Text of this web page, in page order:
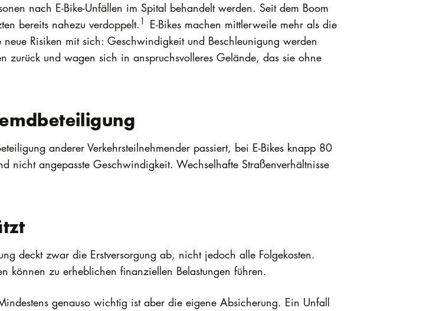
nach E-Bike-Unfällen im Spital behandelt werden. Seit dem Boom
bereits nahezu verdoppelt. 1 E-Bikes machen mittlerweile mehr als die
Risiken mit sich: Geschwindigkeit und Beschleunigung werden
zurück und wagen sich in anspruchsvolleres Gelände, das sie ohne
anderer Verkehrsteilnehmender passiert, bei E-Bikes knapp 80
nicht angepasste Geschwindigkeit. Wechselhafte Straßenverhältnisse
deckt zwar die Erstversorgung ab, nicht jedoch alle Folgekosten.
können zu erheblichen finanziellen Belastungen führen.
genauso wichtig ist aber die eigene Absicherung. Ein Unfall